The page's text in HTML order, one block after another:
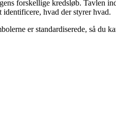
forskellige kredsløb. Tavlen
hvad der styrer hvad.
er standardiserede, så du